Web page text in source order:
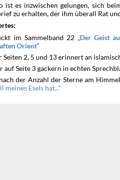
ist es inzwischen gelungen, sich
zu erhalten, der ihm überall Rat
im Sammelband 22 Der Geist
Orient
Seiten 2, 5 und 13 erinnert an
auf Seite 3 gackern in echten
der Anzahl der Sterne am
meines Esels hat...